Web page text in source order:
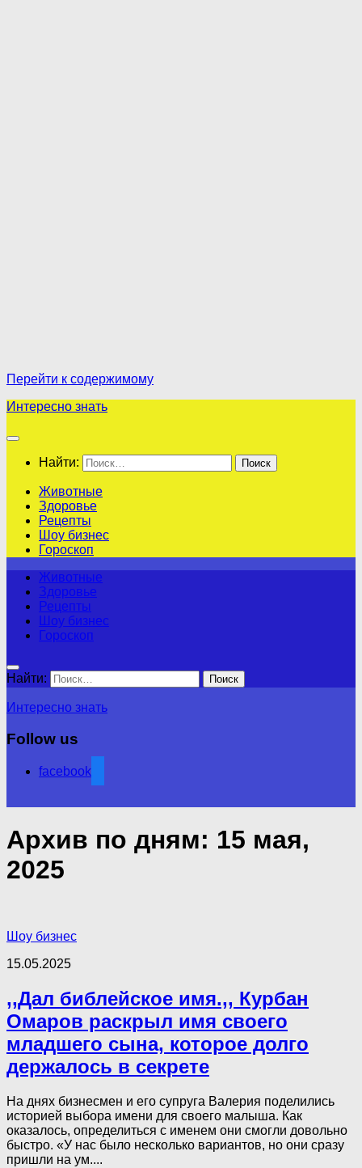
Перейти к содержимому
Интересно знать
Найти:
Животные
Здоровье
Рецепты
Шоу бизнес
Гороскоп
Животные
Здоровье
Рецепты
Шоу бизнес
Гороскоп
Найти:
Интересно знать
Follow us
facebook
Архив по дням: 15 мая,
2025
Шоу бизнес
15.05.2025
,,Дал библейское имя.,, Курбан
Омаров раскрыл имя своего
младшего сына, которое долго
держалось в секрете
На днях бизнесмен и его супруга Валерия поделились
историей выбора имени для своего малыша. Как
оказалось, определиться с именем они смогли довольно
быстро. «У нас было несколько вариантов, но они сразу
пришли на ум....